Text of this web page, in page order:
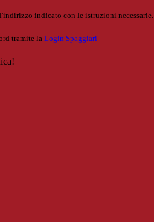
indicato con le istruzioni necessarie.
tramite la Login Spaggiari